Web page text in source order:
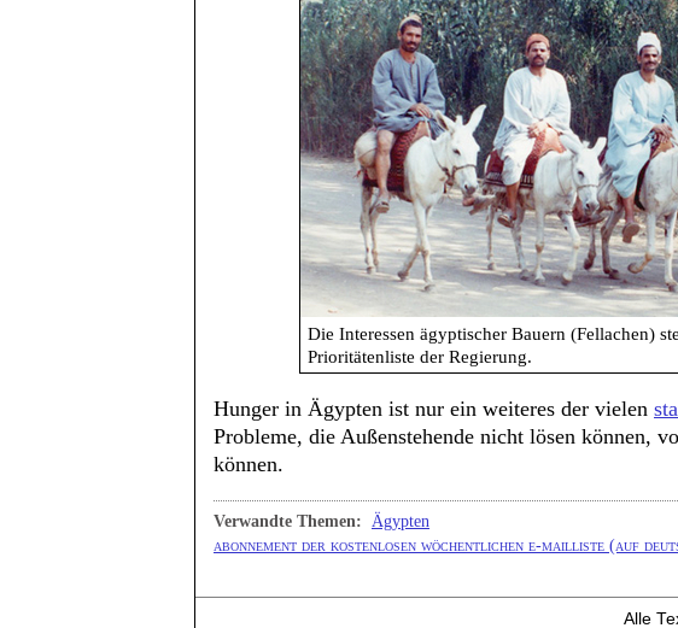
Die Interessen ägyptischer Bauern (Fellachen)
Prioritätenliste der Regierung.
Hunger in Ägypten ist nur ein weiteres der vielen
Probleme, die Außenstehende nicht lösen können,
können.
Verwandte Themen:
Ägypten
abonnement der kostenlosen wöchentlichen e-mailliste (auf
Alle